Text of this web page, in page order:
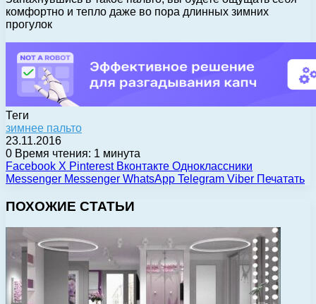
комфортно и тепло даже во пора длинных зимних
прогулок
Теги
зимнее пальто
23.11.2016
0 Время чтения: 1 минута
Facebook X Pinterest Вконтакте Одноклассники
Messenger Messenger WhatsApp Telegram Viber Печатать
ПОХОЖИЕ СТАТЬИ